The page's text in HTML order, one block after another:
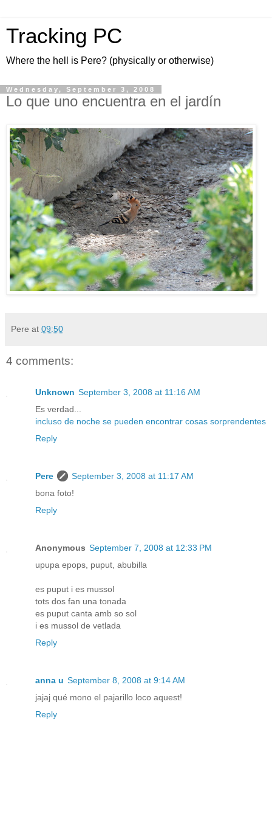
Tracking PC
Where the hell is Pere? (physically or otherwise)
Wednesday, September 3, 2008
Lo que uno encuentra en el jardín
Pere at 09:50
4 comments:
Unknown September 3, 2008 at 11:16 AM
Es verdad...
incluso de noche se pueden encontrar cosas sorprendentes
Reply
Pere
September 3, 2008 at 11:17 AM
bona foto!
Reply
Anonymous September 7, 2008 at 12:33 PM
upupa epops, puput, abubilla
es puput i es mussol
tots dos fan una tonada
es puput canta amb so sol
i es mussol de vetlada
Reply
anna u September 8, 2008 at 9:14 AM
jajaj qué mono el pajarillo loco aquest!
Reply